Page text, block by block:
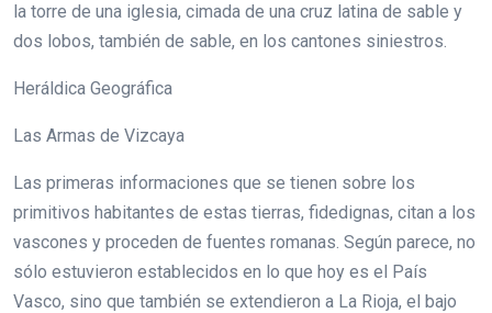
la torre de una iglesia, cimada de una cruz latina de sable y
dos lobos, también de sable, en los cantones siniestros.
Heráldica Geográfica
Las Armas de Vizcaya
Las primeras informaciones que se tienen sobre los
primitivos habitantes de estas tierras, fidedignas, citan a los
vascones y proceden de fuentes romanas. Según parece, no
sólo estuvieron establecidos en lo que hoy es el País
Vasco, sino que también se extendieron a La Rioja, el bajo